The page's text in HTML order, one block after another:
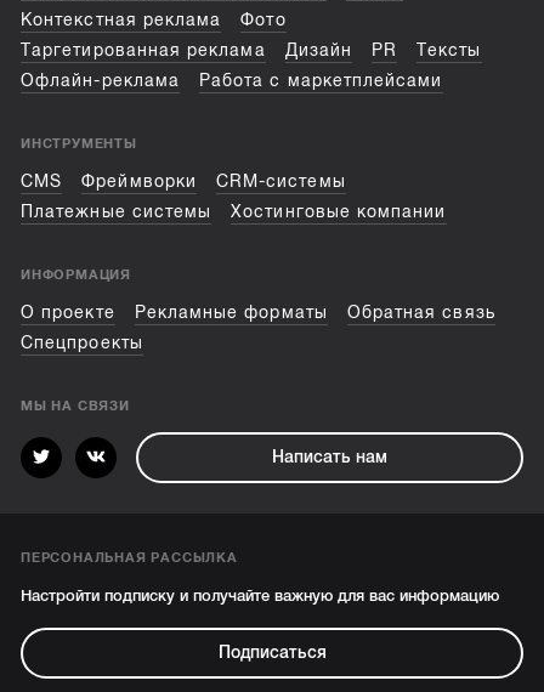
Контекстная реклама
Фото
Таргетированная реклама
Дизайн PR
Тексты
Офлайн-реклама
Работа с маркетплейсами
ИНСТРУМЕНТЫ
CMS Фреймворки
CRM-системы
Платежные системы
Хостинговые компании
ИНФОРМАЦИЯ
О проекте Рекламные форматы
Обратная связь
Спецпроекты
МЫ НА СВЯЗИ
Написать нам
ПЕРСОНАЛЬНАЯ РАССЫЛКА
Настройти подписку и получайте важную для вас информацию
Подписаться